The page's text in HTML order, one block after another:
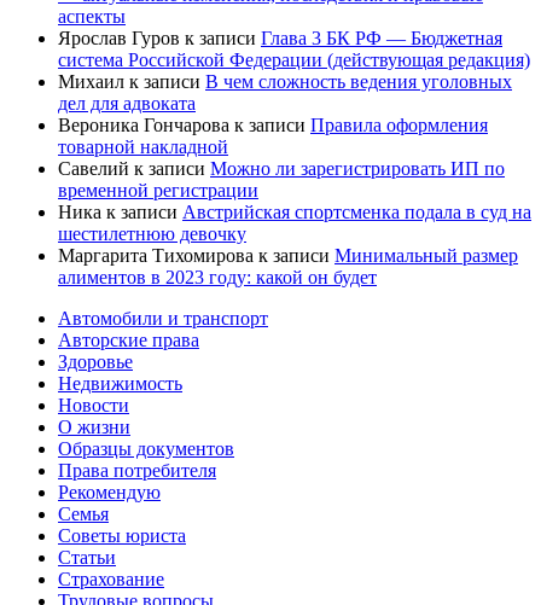
аспекты
Ярослав Гуров к записи Глава 3 БК РФ — Бюджетная
система Российской Федерации (действующая редакция)
Михаил к записи В чем сложность ведения уголовных
дел для адвоката
Вероника Гончарова к записи Правила оформления
товарной накладной
Савелий к записи Можно ли зарегистрировать ИП по
временной регистрации
Ника к записи Австрийская спортсменка подала в суд на
шестилетнюю девочку
Маргарита Тихомирова к записи Минимальный размер
алиментов в 2023 году: какой он будет
Автомобили и транспорт
Авторские права
Здоровье
Недвижимость
Новости
О жизни
Образцы документов
Права потребителя
Рекомендую
Семья
Советы юриста
Статьи
Страхование